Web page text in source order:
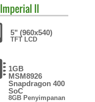
Imperial II
5" (960x540)
TFT LCD
1GB
MSM8926
Snapdragon 400
SoC
8GB Penyimpanan